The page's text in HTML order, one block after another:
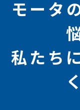
モータ
私たち